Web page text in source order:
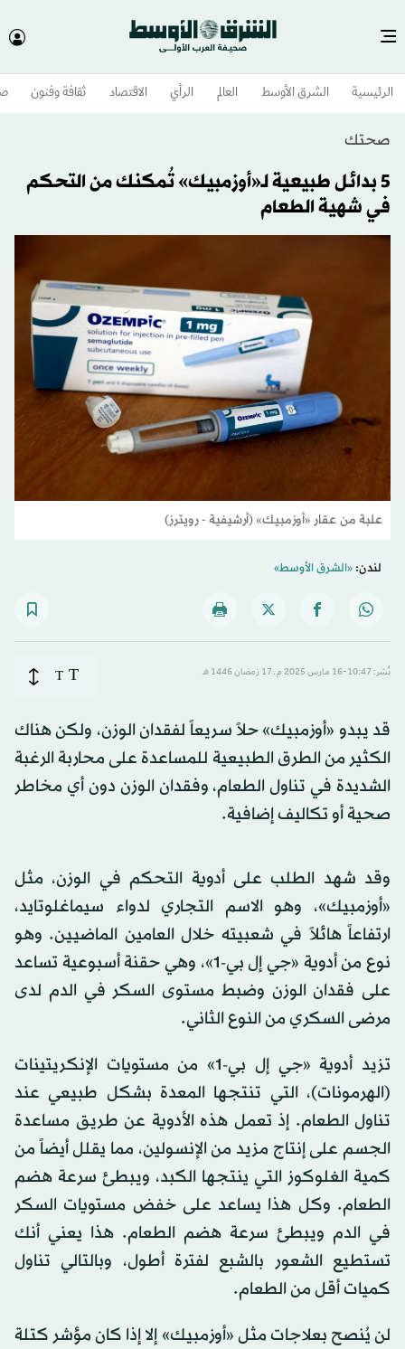
الرئيسية الشرق الأوسط​ العالم الرأي الاقتصاد ثقافة وفنون
صحتك
5 بدائل طبيعية لـ«أوزمبيك» تُمكنك من التحكم
في شهية الطعام
علبة من عقار «أوزمبيك» (أرشيفية - رويترز)
لندن:«الشرق الأوسط»
نُشر: 10:47-16 مارس 2025 م ـ 17 رَمضان 1446 هـ T
T
قد يبدو «أوزمبيك» حلاً سريعاً لفقدان الوزن، ولكن هناك
الكثير من الطرق الطبيعية للمساعدة على محاربة الرغبة
الشديدة في تناول الطعام، وفقدان الوزن دون أي مخاطر
صحية أو تكاليف إضافية.
وقد شهد الطلب على أدوية التحكم في الوزن، مثل
«أوزمبيك»، وهو الاسم التجاري لدواء سيماغلوتايد،
ارتفاعاً هائلاً في شعبيته خلال العامين الماضيين. وهو
نوع من أدوية «جي إل بي-1»، وهي حقنة أسبوعية تساعد
على فقدان الوزن وضبط مستوى السكر في الدم لدى
مرضى السكري من النوع الثاني.
تزيد أدوية «جي إل بي-1» من مستويات الإنكريتينات
(الهرمونات)، التي تنتجها المعدة بشكل طبيعي عند
تناول الطعام. إذ تعمل هذه الأدوية عن طريق مساعدة
الجسم على إنتاج مزيد من الإنسولين، مما يقلل أيضاً من
كمية الغلوكوز التي ينتجها الكبد، ويبطئ سرعة هضم
الطعام. وكل هذا يساعد على خفض مستويات السكر
في الدم ويبطئ سرعة هضم الطعام. هذا يعني أنك
تستطيع الشعور بالشبع لفترة أطول، وبالتالي تناول
كميات أقل من الطعام.
لن يُنصح بعلاجات مثل «أوزمبيك» إلا إذا كان مؤشر كتلة